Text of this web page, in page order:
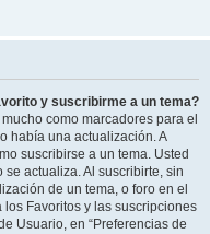
y suscribirme a un tema?
como marcadores para el
había una actualización. A
suscribirse a un tema. Usted
actualiza. Al suscribirte, sin
de un tema, o foro en el
Favoritos y las suscripciones
Usuario, en “Preferencias de